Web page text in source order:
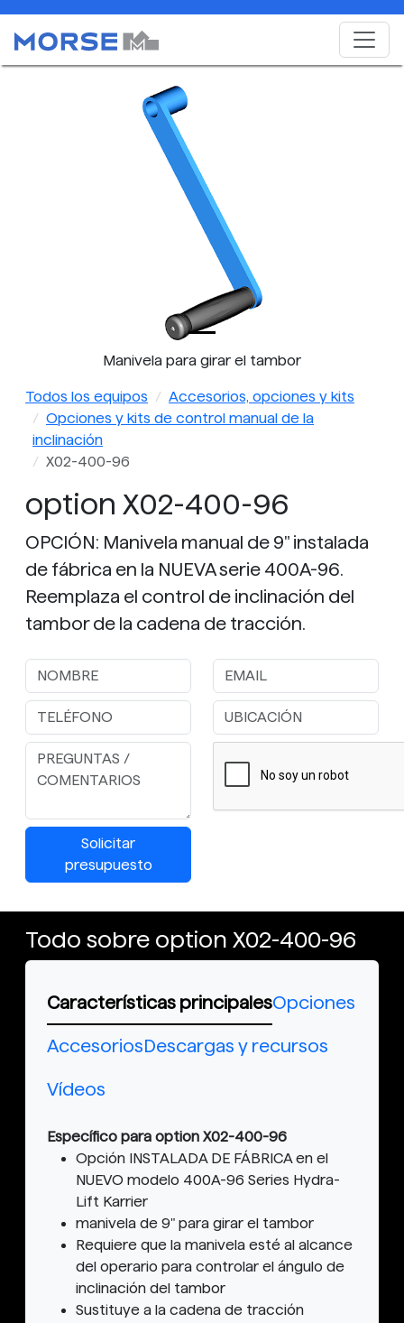
Manivela para girar el tambor
Todos los equipos
Accesorios, opciones y kits
Opciones y kits de control manual de la
inclinación
X02-400-96
option X02-400-96
OPCIÓN: Manivela manual de 9" instalada
de fábrica en la NUEVA serie 400A-96.
Reemplaza el control de inclinación del
tambor de la cadena de tracción.
Solicitar
presupuesto
Todo sobre option X02-400-96
Características principalesOpciones
AccesoriosDescargas y recursos
Vídeos
Específico para option X02-400-96
Opción INSTALADA DE FÁBRICA en el
NUEVO modelo 400A-96 Series Hydra-
Lift Karrier
manivela de 9" para girar el tambor
Requiere que la manivela esté al alcance
del operario para controlar el ángulo de
inclinación del tambor
Sustituye a la cadena de tracción